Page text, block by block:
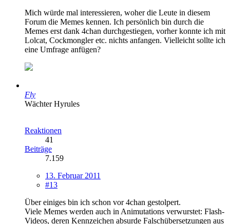
Mich würde mal interessieren, woher die Leute in diesem
Forum die Memes kennen. Ich persönlich bin durch die
Memes erst dank 4chan durchgestiegen, vorher konnte ich mit
Lolcat, Cockmongler etc. nichts anfangen. Vielleicht sollte ich
eine Umfrage anfügen?
Fly
Wächter Hyrules
Reaktionen
41
Beiträge
7.159
13. Februar 2011
#13
Über einiges bin ich schon vor 4chan gestolpert.
Viele Memes werden auch in Animutations verwurstet: Flash-
Videos, deren Kennzeichen absurde Falschübersetzungen aus